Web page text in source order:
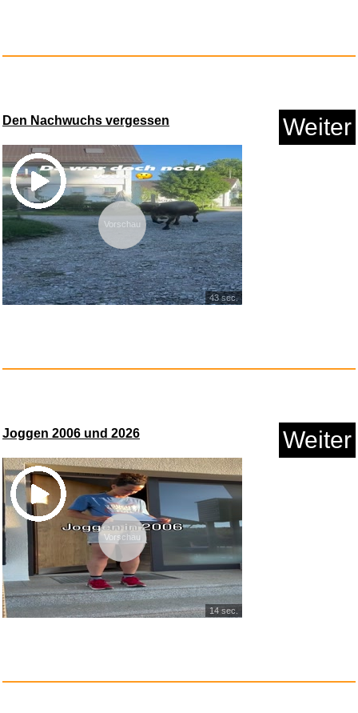
Das Orchideen-Experiment:
Orch...
SteuerSparErklärung 2026 ...
Den Nachwuchs vergessen Weiter
Vorschau
43 sec.
Joggen 2006 und 2026 Weiter
Vorschau
14 sec.